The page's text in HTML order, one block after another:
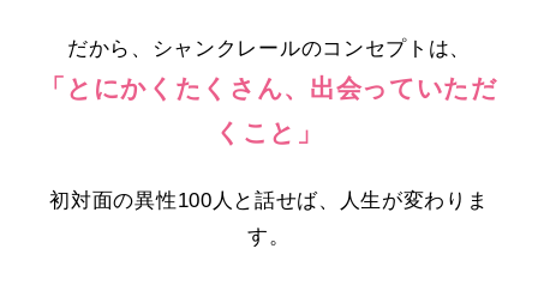
だから、シャンクレールのコンセプトは、
「とにかくたくさん、出会っていただ
くこと」
初対面の異性100人と話せば、人生が変わりま
す。